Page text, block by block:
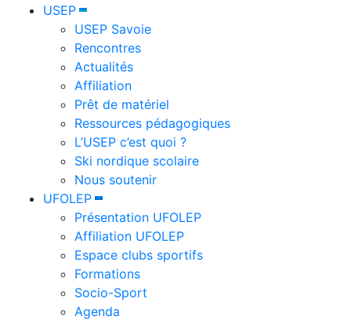
USEP
USEP Savoie
Rencontres
Actualités
Affiliation
Prêt de matériel
Ressources pédagogiques
L’USEP c’est quoi ?
Ski nordique scolaire
Nous soutenir
UFOLEP
Présentation UFOLEP
Affiliation UFOLEP
Espace clubs sportifs
Formations
Socio-Sport
Agenda